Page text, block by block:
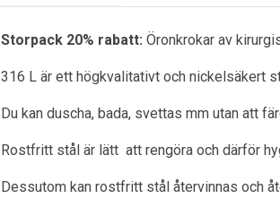
Storpack 20% rabatt: Öronkrokar av
316 L är ett högkvalitativt och nickelsäkert
Du kan duscha, bada, svettas mm utan att
Rostfritt stål är lätt att rengöra och därför
Dessutom kan rostfritt stål återvinnas och